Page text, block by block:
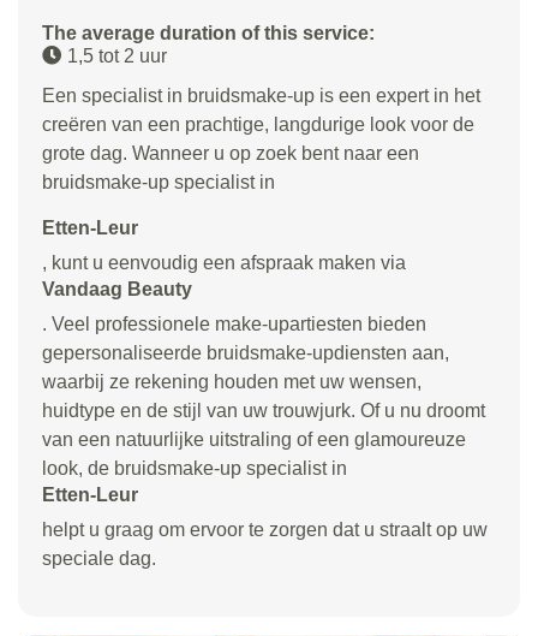
The average duration of this service:
1,5 tot 2 uur
Een specialist in bruidsmake-up is een expert in het
creëren van een prachtige, langdurige look voor de
grote dag. Wanneer u op zoek bent naar een
bruidsmake-up specialist in
Etten-Leur
, kunt u eenvoudig een afspraak maken via
Vandaag Beauty
. Veel professionele make-upartiesten bieden
gepersonaliseerde bruidsmake-updiensten aan,
waarbij ze rekening houden met uw wensen,
huidtype en de stijl van uw trouwjurk. Of u nu droomt
van een natuurlijke uitstraling of een glamoureuze
look, de bruidsmake-up specialist in
Etten-Leur
helpt u graag om ervoor te zorgen dat u straalt op uw
speciale dag.